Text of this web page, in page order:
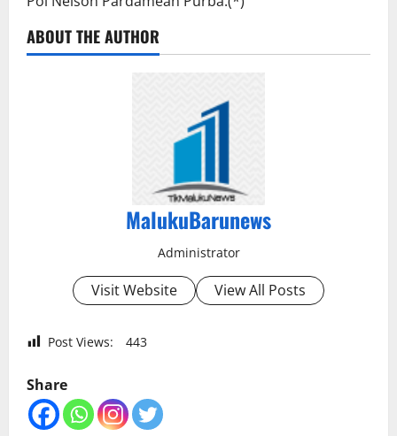
ABOUT THE AUTHOR
MalukuBarunews
Administrator
Visit Website View All Posts
Post Views: 443
Share